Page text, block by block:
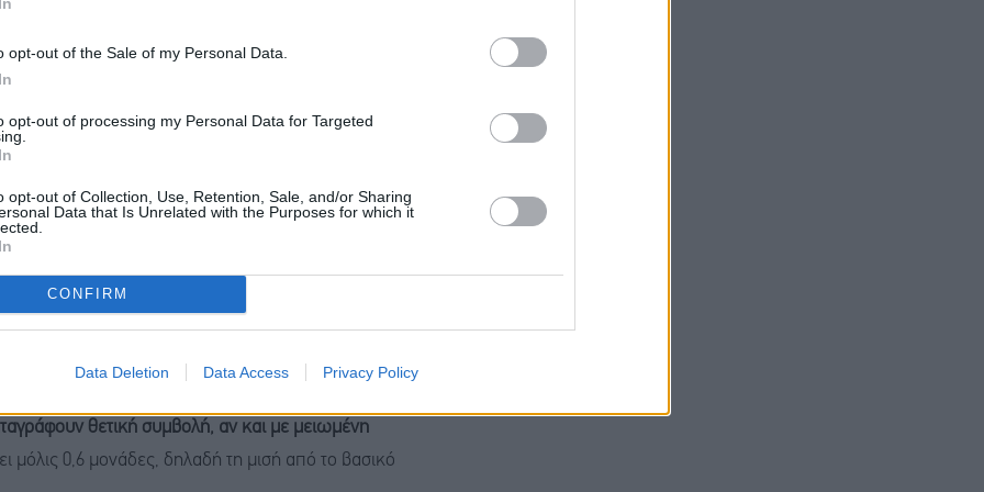
opt-out of the Sale of my Personal Data.
opt-out of processing my Personal Data for Targeted
opt-out of Collection, Use, Retention, Sale, and/or Sharing
Data that Is Unrelated with the Purposes for which it
CONFIRM
Data Deletion Data Access Privacy Policy
οδήγησε την Ουάσιγκτον σε
απώλειες
σημαντικά ανά γεωγραφική
του ΠΟΕ, η Βόρεια Αμερική αναμένεται να
το 2025, μετατρέποντας τη συνολική εικόνα
θετική συμβολή, αν και με μειωμένη
μόλις 0,6 μονάδες, δηλαδή τη μισή από το βασικό